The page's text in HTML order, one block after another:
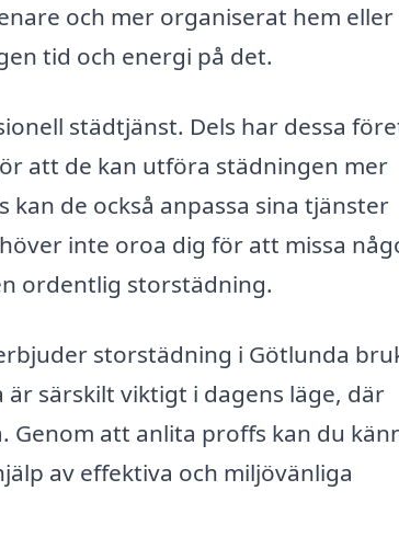
och mer organiserat hem eller
tid och energi på det.
städtjänst. Dels har dessa
att de kan utföra städningen mer
de också anpassa sina tjänster
inte oroa dig för att missa
ordentlig storstädning.
storstädning i Götlunda
särskilt viktigt i dagens läge, där
att anlita proffs kan du
av effektiva och miljövänliga